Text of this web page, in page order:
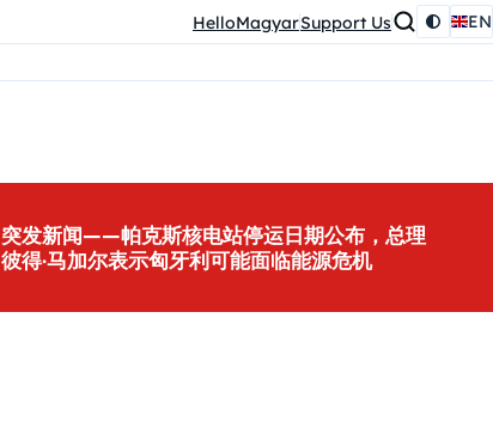
HelloMagyarSupport Us EN
突发新闻——帕克斯核电站停运日期公布，总理
彼得·马加尔表示匈牙利可能面临能源危机